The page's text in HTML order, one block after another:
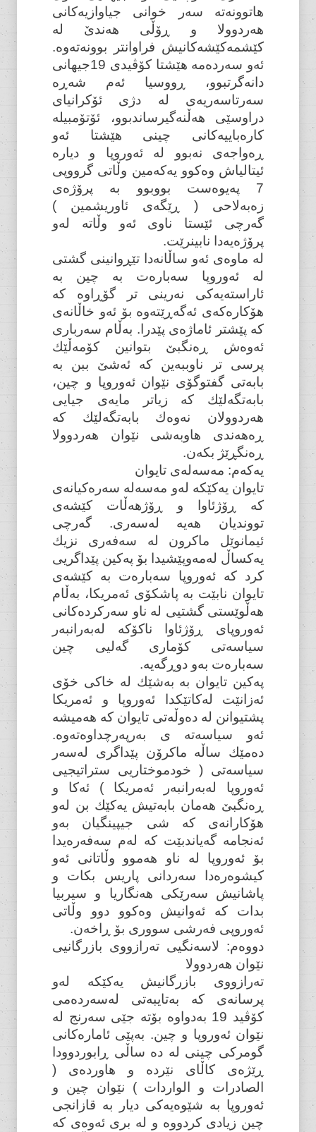
هاتوونەتە سەر خوانی جیاوازیەکانی
هەردوولا و ڕۆڵی هەندێ لە
کێشمەکێشەکانیش فراوانتر بوونەتەوە.
ئەو سەردەمە هێشتا کۆڤیدی 19جیهانی
دانەگرتبوو، ڕووسیا ئەم شەڕە
سەرتاسەریەی لە دژی ئۆکرانیای
دراوسێی هەڵنەگیرساندبوو، ئۆتۆمبیلە
کارەباییەکانی چینی هێشتا ئەو
ڕەواجەی نەبوو لە ئەوروپا و دیارە
ئیتالیاش وەکوو یەکەمین وڵاتی گرووپی
7 پەیوەست بووبوو بە پرۆژەی
زەبەلاحی ( ڕێگەی ئاوریشمین )
گەرچی ئێستا ناوی ئەو وڵاتە لەو
پرۆژەیەدا نابینرێت.
لە ماوەی ئەو ساڵانەدا تێڕوانینی گشتی
لە ئەوروپا سەبارەت بە چین بە
ئاراستەیەکی نەرینی تر گۆڕاوە کە
هۆکارەکەی ئەگەڕێتەوە بۆ ئەو خاڵانەی
کە پێشتر ئاماژەی پێدرا. بەڵام سەرباری
ئەوەش ڕەنگبێ بتوانین کۆمەڵێك
پرسی تر ناوببەین کە ئەشێ ببن بە
بابەتی گفتوگۆی نێوان ئەوروپا و چین،
بابەتگەلێك کە زیاتر مایەی جیایی
هەردوولان نەوەك بابەتگەلێك کە
ڕەهەندی هاوبەشی نێوان هەردوولا
ڕەنگڕێژ بکەن.
یەکەم: مەسەلەی تایوان
تایوان یەکێكە لەو مەسەلە سەرەکیانەی
کە ڕۆژئاوا و ڕۆژهەڵات کێشەی
تووندیان هەیە لەسەری. گەرچی
ئیمانوێل ماکرون لە سەفەری نزیك
یەکساڵ لەمەوپێشیدا بۆ پەکین پێداگریی
کرد کە ئەوروپا سەبارەت بە کێشەی
تایوان نابێت بە پاشکۆی ئەمریکا، بەڵام
هەڵوێستی گشتیی لە ناو سەرکردەکانی
ئەوروپای ڕۆژئاوا ناکۆکە لەبەرانبەر
سیاسەتی کۆماری گەلیی چین
سەبارەت بەو دوڕگەیە.
پەکین تایوان بە بەشێك لە خاکی خۆی
ئەزانێت لەکاتێکدا ئەوروپا و ئەمریکا
پشتیوانن لە دەوڵەتی تایوان کە هەمیشە
ئەو سیاسەتە ی بەرپەرچداوەتەوە.
دەمێك ساڵە ماکرۆن پێداگری لەسەر
سیاسەتی ( خودموختاریی ستراتیجیی
ئەوروپا لەبەرانبەر ئەمریکا ) ئەکا و
ڕەنگبێ هەمان بابەتیش یەکێك بن لەو
هۆکارانەی کە شی جیپینگیان بەو
ئەنجامە گەیاندبێت کە لەم سەفەرەیدا
بۆ ئەوروپا لە ناو هەموو وڵاتانی ئەو
کیشوەرەدا سەردانی پاریس بکات و
پاشانیش سەرێکی هەنگاریا و سیربیا
بدات کە ئەوانیش وەکوو دوو وڵاتی
ئەوروپی فەرشی سووری بۆ ڕاخەن.
دووەم: لاسەنگیی تەرازووی بازرگانیی
نێوان هەردوولا
تەرازووی بازرگانیش یەکێکە لەو
پرسانەی کە بەتایبەتی لەسەردەمی
کۆڤید 19 بەدواوە بۆتە جێی سەرنج لە
نێوان ئەوروپا و چین. بەپێی ئامارەکانی
گومرکی چینی لە دە ساڵی ڕابوردوودا
ڕێژەی کاڵای نێردە و هاوردەی (
الصادرات و الواردات ) نێوان چین و
ئەوروپا بە شێوەیەکی دیار بە قازانجی
چین زیادی کردووە و لە بری ئەوەی کە